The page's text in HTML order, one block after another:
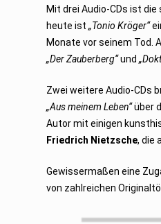
Mit drei Audio-CDs ist
heute ist„Tonio Kröger“
Monate vor seinem Tod.
„Der Zauberberg“und
Zwei weitere Audio-CDs
„Aus meinem Leben“über
Autor mit einigen
Friedrich Nietzsche, die
Gewissermaßen eine
von zahlreichen